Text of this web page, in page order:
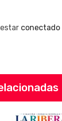
conectado